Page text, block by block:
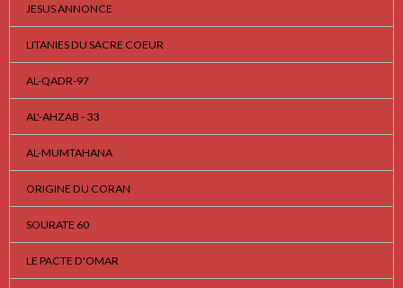
JESUS ANNONCE
LITANIES DU SACRE COEUR
AL-QADR-97
AL'-AHZAB - 33
AL-MUMTAHANA
ORIGINE DU CORAN
SOURATE 60
LE PACTE D'OMAR